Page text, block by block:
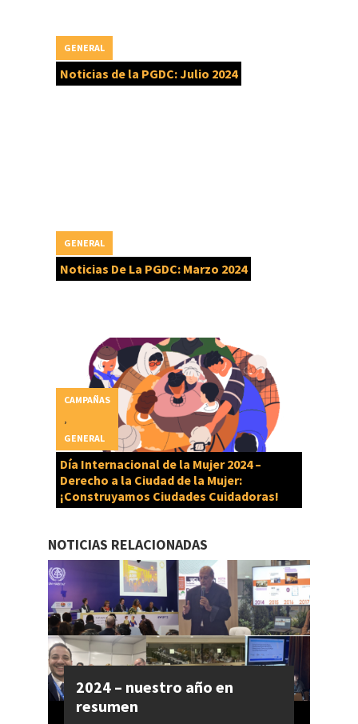
Noticias de la PGDC: Julio 2024
GENERAL
Noticias De La PGDC: Marzo 2024
GENERAL
Día Internacional de la Mujer 2024 –
Derecho a la Ciudad de la Mujer:
¡Construyamos Ciudades Cuidadoras!
CAMPAÑAS
GENERAL
NOTICIAS RELACIONADAS
2024 – nuestro año en
resumen